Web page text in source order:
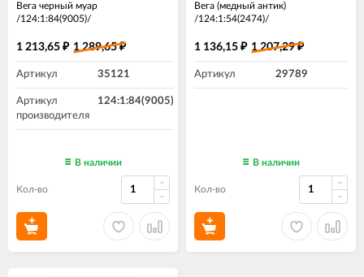
Вега черный муар
/124:1:84(9005)/
1 213,65 ₽ 1 289,65₽
Артикул 35121
Артикул
производителя
124:1:84(9005)
В наличии
Кол-во
Вега (медный антик)
/124:1:54(2474)/
1 136,15 ₽ 1 207,29₽
Артикул 29789
В наличии
Кол-во